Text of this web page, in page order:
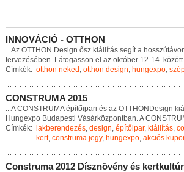
INNOVÁCIÓ - OTTHON
...Az OTTHON Design ősz kiá ítás segít a hosszútávo
tervezésében. Látogasson e az október 12-14. között
Címkék: otthon neked , otthon design, hungexpo,
CONSTRUMA 2015
...A CONSTRU MA építőipari és az OTTHON Design kiá
Hungexpo Budapesti Vásárközpontban.A CONSTRU
Címkék:
lakberendezés, design, építőipar, kiállítás,
kert, construma jegy, hungexpo, akciós
Construma 2012 Dísznövény és kertkultúr